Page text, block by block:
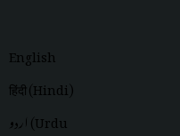
English
हिंदी (Hindi)
اردو (Urdu